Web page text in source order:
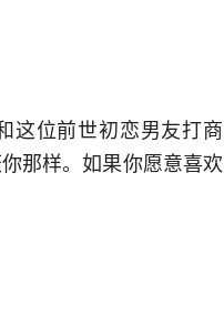
这位前世初恋男友打商
那样。如果你愿意喜欢